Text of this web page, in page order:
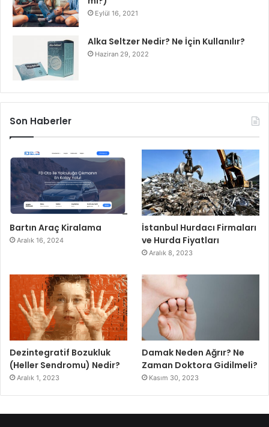
Eylül 16, 2021
Alka Seltzer Nedir? Ne İçin Kullanılır?
Haziran 29, 2022
Son Haberler
Bartın Araç Kiralama
Aralık 16, 2024
İstanbul Hurdacı Firmaları
ve Hurda Fiyatları
Aralık 8, 2023
Dezintegratif Bozukluk
(Heller Sendromu) Nedir?
Aralık 1, 2023
Damak Neden Ağrır? Ne
Zaman Doktora Gidilmeli?
Kasım 30, 2023